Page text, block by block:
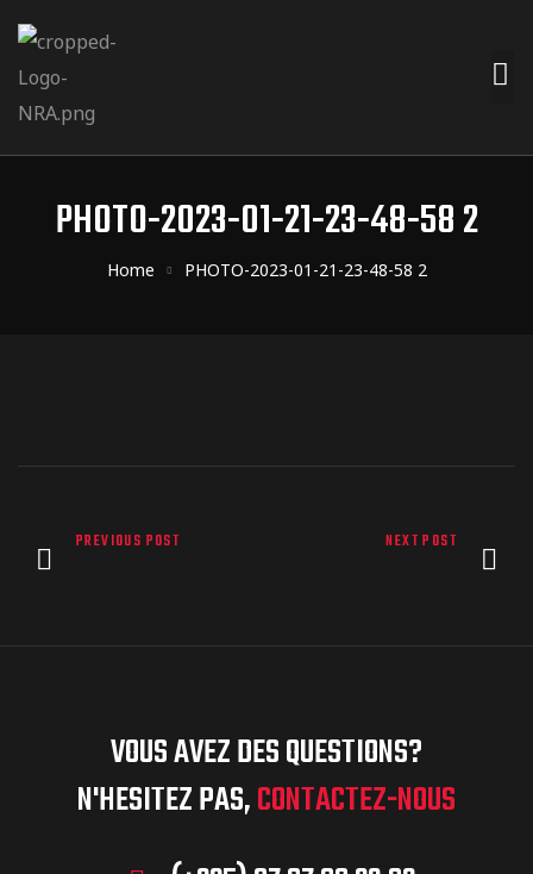
PHOTO-2023-01-21-23-48-58 2
Home PHOTO-2023-01-21-23-48-58 2
PREVIOUS POST NEXT POST
VOUS AVEZ DES QUESTIONS?
N'HESITEZ PAS,CONTACTEZ-NOUS